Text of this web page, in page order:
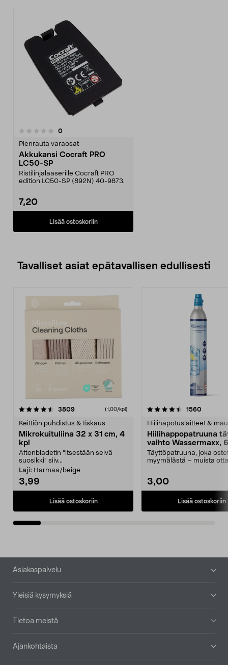
0arvostelut
Pienrauta varaosat
Akkukansi Cocraft PRO
LC50-SP
Ristilinjalaaserille Cocraft PRO
edition LC50-SP (892N) 40-9873.
7,20
Lisää ostoskoriin
Tavalliset asiat epätavallisen edullisesti
3809arvostelut (1,00/kpl)
Keittiön puhdistus & tiskaus
Mikrokuituliina 32 x 31 cm, 4
kpl
Aftonbladetin "itsestään selvä
suosikki" siiv...
Laji: Harmaa/beige
3,99
Lisää ostoskoriin
4.5viidestä
1560
Hiilihapotuslaitteet &
Hiilihappopatruuna
vaihto Wassermaxx,
Täyttöpatruuna, joka
myymälästä – muista
3,00
Lisää ostoskoriin
4.5viidestä
Alatunniste
Asiakaspalvelu
Yleisiä kysymyksiä
Tietoa meistä
Ajankohtaista